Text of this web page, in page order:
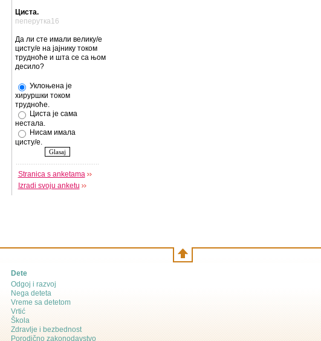
Циста.
пеперутка16
Да ли сте имали велику/е
цисту/е на јајнику током
трудноће и шта се са њом
десило?
Уклоњена је
хируршки током
трудноће.
Циста је сама
нестала.
Нисам имала
цисту/е.
Stranica s anketama
Izradi svoju anketu
Dete
Odgoj i razvoj
Nega deteta
Vreme sa detetom
Vrtić
Škola
Zdravlje i bezbednost
Porodično zakonodavstvo